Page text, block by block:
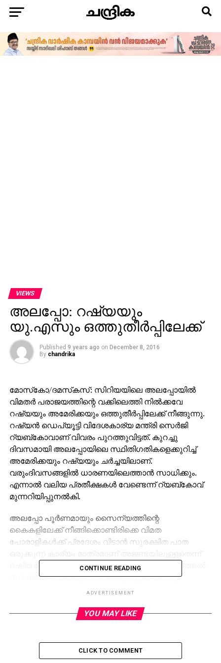
VIEWS
അലപ്പോ: റഷ്യയും
യു.എസും ഒത്തുതീര്‍പ്പിലേക്ക്
Published 9 years ago on December 8, 2016
By chandrika
മോസ്‌കോ/ദമസ്‌കസ്: സിറിയയിലെ അലപ്പോയില്‍
വിമതര്‍ പരാജയത്തിന്റെ വക്കിലെത്തി നില്‍ക്കവേ
റഷ്യയും അമേരിക്കയും ഒത്തുതീര്‍പ്പിലേക്ക് നീങ്ങുന്നു.
റഷ്യന്‍ ഡെപ്യൂട്ടി വിദേശകാര്യ മന്ത്രി സെര്‍ജി
റ്യബ്‌കോവാണ് വിവരം പുറത്തുവിട്ടത്. കുറച്ചു
ദിവസമായി അലപ്പോയിലെ സ്ഥിതിഗതികളെക്കുറിച്ച്
അമേരിക്കയും റഷ്യയും ചര്‍ച്ചയിലാണ്.
വരുംദിവസങ്ങളില്‍ ധാരണയിലെത്താന്‍ സാധിക്കും.
എന്നാല്‍ വലിയ പ്രതീക്ഷകള്‍ വേണ്ടെന്ന് റ്യബ്‌കോവ്
മുന്നറിയിപ്പുനല്‍കി.
അലപ്പോ പൂര്‍ണമായും സൈന്യത്തിന്റെ
കൈകളിലേക്ക് നീങ്ങിക്കൊണ്ടിരിക്കെ വിമത
പോരാളികള്‍ക്ക് പ്രദേശം വിടാന്‍ സുരക്ഷിത പാത
റഷ്യ നേരത്തെ വ്യക്തമാക്കിയിട്ടുണ്ട്. വെടിനിര്‍ത്തല്‍
സാധ്യത റഷ്യയും സിറിയയും പൂര്‍ണമായും
തള്ളിയിരിക്കുകയാണ്. ഹംബര്‍ഗില്‍ റഷ്യന്‍
സ്‌റ്റേറ്റ് സെക്രട്ടി ജോണ്‍ കെറിയും ഇന്നലെ കൂടിക്കാഴ്ച
ഹൃദയഭൂമിയായ ഓള്‍ഡ് സിറ്റിയില്‍നിന്ന് വിതര്‍
പിന്മാറിയിട്ടുണ്ട്. പ്രസിഡന്റ് ബഷാറുല്‍ അസദിന്റെ
CONTINUE READING
ADVERTISEMENT
YOU MAY LIKE
CLICK TO COMMENT